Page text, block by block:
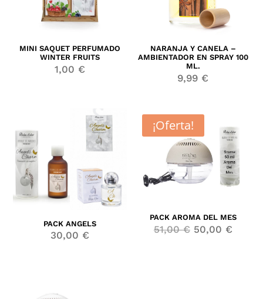
MINI SAQUET PERFUMADO
WINTER FRUITS
1,00 €
NARANJA Y CANELA –
AMBIENTADOR EN SPRAY 100
ML.
9,99 €
PACK ANGELS
30,00 €
¡Oferta!
PACK AROMA DEL MES
51,00€ El
precio
50,00 €El
precio